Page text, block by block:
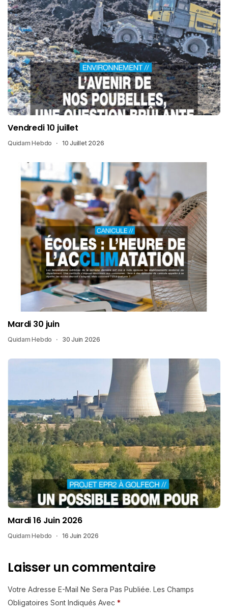
Vendredi 10 juillet
Quidam Hebdo 10 Juillet 2026
Mardi 30 juin
Quidam Hebdo 30 Juin 2026
Mardi 16 Juin 2026
Quidam Hebdo 16 Juin 2026
Laisser un commentaire
Votre Adresse E-Mail Ne Sera Pas Publiée. Les Champs
Obligatoires Sont Indiqués Avec *